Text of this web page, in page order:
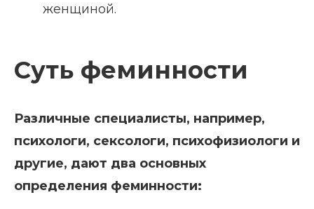
женщиной.
Суть феминности
Различные специалисты, например,
психологи, сексологи, психофизиологи и
другие, дают два основных
определения феминности: